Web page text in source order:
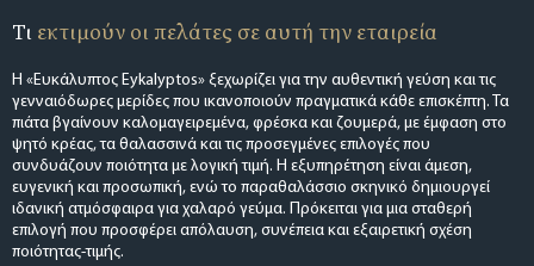
Τι εκτιμούν οι πελάτες σε αυτή την εταιρεία
Η «Ευκάλυπτος Eykalyptos» ξεχωρίζει για την αυθεντική γεύση και τις
γενναιόδωρες μερίδες που ικανοποιούν πραγματικά κάθε επισκέπτη. Τα
πιάτα βγαίνουν καλομαγειρεμένα, φρέσκα και ζουμερά, με έμφαση στο
ψητό κρέας, τα θαλασσινά και τις προσεγμένες επιλογές που
συνδυάζουν ποιότητα με λογική τιμή. Η εξυπηρέτηση είναι άμεση,
ευγενική και προσωπική, ενώ το παραθαλάσσιο σκηνικό δημιουργεί
ιδανική ατμόσφαιρα για χαλαρό γεύμα. Πρόκειται για μια σταθερή
επιλογή που προσφέρει απόλαυση, συνέπεια και εξαιρετική σχέση
ποιότητας-τιμής.